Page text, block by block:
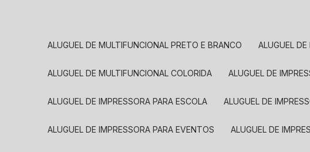
ALUGUEL DE MULTIFUNCIONAL PRETO E BRANCO ALUGUEL
ALUGUEL DE MULTIFUNCIONAL COLORIDA ALUGUEL DE
ALUGUEL DE IMPRESSORA PARA ESCOLA ALUGUEL DE
ALUGUEL DE IMPRESSORA PARA EVENTOS ALUGUEL DE